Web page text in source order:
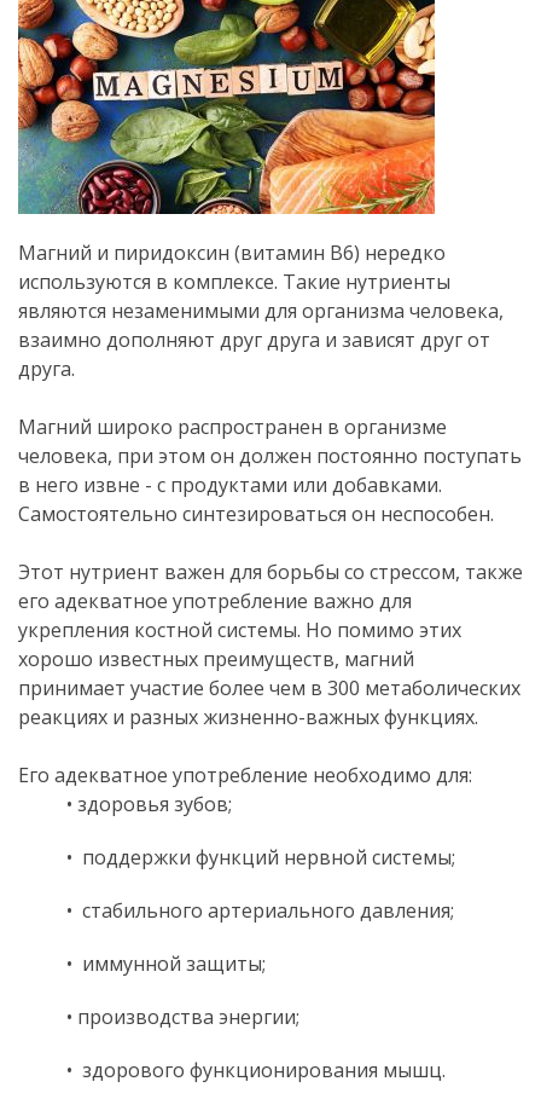
Магний и пиридоксин (витамин В6) нередко
используются в комплексе. Такие нутриенты
являются незаменимыми для организма человека,
взаимно дополняют друг друга и зависят друг от
друга.
Магний широко распространен в организме
человека, при этом он должен постоянно поступать
в него извне - с продуктами или добавками.
Самостоятельно синтезироваться он неспособен.
Этот нутриент важен для борьбы со стрессом, также
его адекватное употребление важно для
укрепления костной системы. Но помимо этих
хорошо известных преимуществ, магний
принимает участие более чем в 300 метаболических
реакциях и разных жизненно-важных функциях.
Его адекватное употребление необходимо для:
• здоровья зубов;
• поддержки функций нервной системы;
• стабильного артериального давления;
• иммунной защиты;
• производства энергии;
• здорового функционирования мышц.